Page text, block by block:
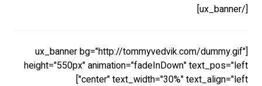
[/ux_banner]
[ux_banner bg="http://tommyvedvik.com/dummy.gif"
height="550px" animation="fadeInDown" text_pos="left
center" text_width="30%" text_align="left"]